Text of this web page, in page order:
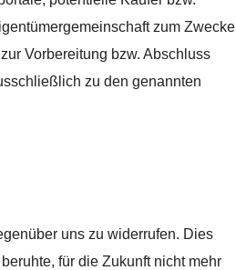
zum Zwecke
Vorbereitung bzw. Abschluss
zu den genannten
uns zu widerrufen. Dies
für die Zukunft nicht mehr